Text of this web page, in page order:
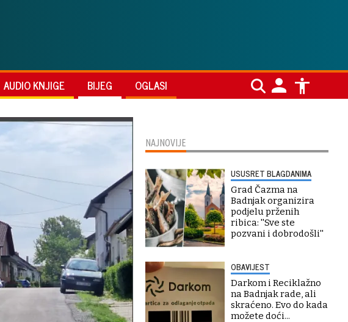
AUDIO KNJIGE BIJEG OGLASI
NAJNOVIJE
USUSRET BLAGDANIMA
Grad Čazma na
Badnjak organizira
podjelu prženih
ribica: ''Sve ste
pozvani i dobrodošli''
OBAVIJEST
Darkom i Reciklažno
na Badnjak rade, ali
skraćeno. Evo do kada
možete doći...